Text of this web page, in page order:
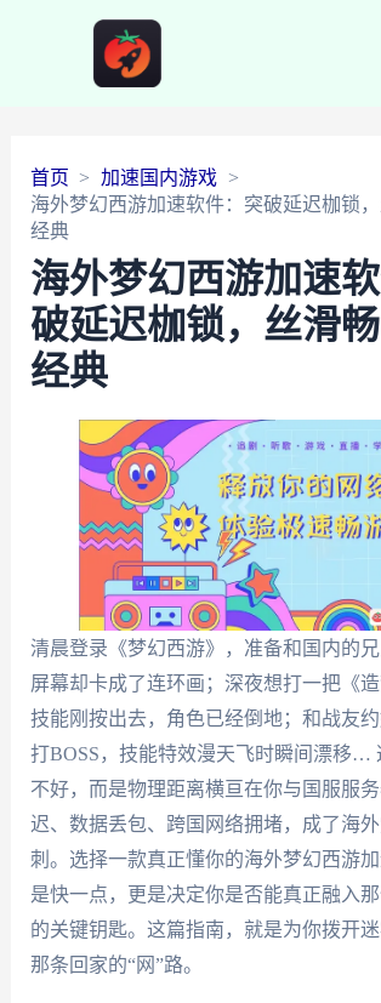
首页
加速国内游戏
海外梦幻西游加速软件：突破延迟枷锁
经典
海外梦幻西游加速
破延迟枷锁，丝滑
经典
清晨登录《梦幻西游》，准备和国内的兄
屏幕却卡成了连环画；深夜想打一把《造
技能刚按出去，角色已经倒地；和战友约
打BOSS，技能特效漫天飞时瞬间漂移…
不好，而是物理距离横亘在你与国服服
迟、数据丢包、跨国网络拥堵，成了海
刺。选择一款真正懂你的海外梦幻西游
是快一点，更是决定你是否能真正融入
的关键钥匙。这篇指南，就是为你拨开
那条回家的“网”路。